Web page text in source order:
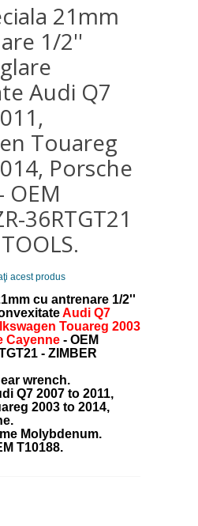
21mm
1/2''
Audi Q7
Touareg
Porsche
OEM
36RTGT21
acest produs
cu antrenare 1/2''
Audi Q7
Touareg 2003
Cayenne - OEM
- ZIMBER
wrench.
Q7 2007 to 2011,
2003 to 2014,
Molybdenum.
T10188.